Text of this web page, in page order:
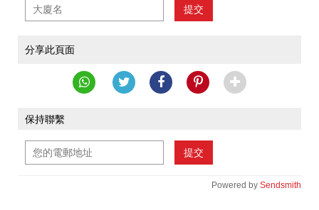
提交
分享此頁面
保持聯繫
提交
Powered by Sendsmith